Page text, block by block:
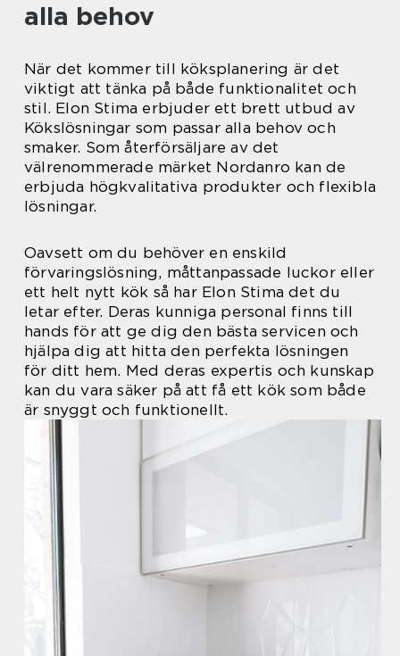
alla behov
När det kommer till köksplanering är det
viktigt att tänka på både funktionalitet och
stil. Elon Stima erbjuder ett brett utbud av
Kökslösningar som passar alla behov och
smaker. Som återförsäljare av det
välrenommerade märket Nordanro kan de
erbjuda högkvalitativa produkter och flexibla
lösningar.
Oavsett om du behöver en enskild
förvaringslösning, måttanpassade luckor eller
ett helt nytt kök så har Elon Stima det du
letar efter. Deras kunniga personal finns till
hands för att ge dig den bästa servicen och
hjälpa dig att hitta den perfekta lösningen
för ditt hem. Med deras expertis och kunskap
kan du vara säker på att få ett kök som både
är snyggt och funktionellt.